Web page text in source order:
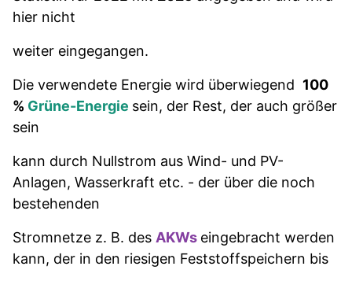
hier nicht
weiter eingegangen.
Die verwendete Energie wird überwiegend 100
% Grüne-Energie sein, der Rest, der auch größer
sein
kann durch Nullstrom aus Wind- und PV-
Anlagen, Wasserkraft etc. - der über die noch
bestehenden
Stromnetze z. B. des AKWs eingebracht werden
kann, der in den riesigen Feststoffspeichern bis